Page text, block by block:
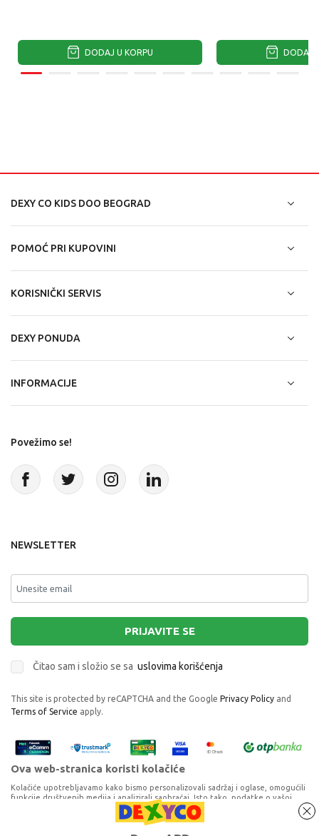
DODAJ U KORPU DODAJ
MAKE IT REAL NAPRAVI NARUKVICE
DEXY CO KIDS DOO BEOGRAD
POMOĆ PRI KUPOVINI
KORISNIČKI SERVIS
DEXY PONUDA
INFORMACIJE
Povežimo se!
NEWSLETTER
PRIJAVITE SE
Čitao sam i složio se sa uslovima korišćenja
This site is protected by reCAPTCHA and the Google Privacy Policy and
Terms of Service apply.
Ova web-stranica koristi kolačiće
Kolačiće upotrebljavamo kako bismo personalizovali sadržaj i oglase, omogućili
funkcije društvenih medija i analizirali saobraćaj. Isto tako, podatke o vašoj
upotrebi naše web-lokacije delimo s partnerima za društvene medije,
oglašavanje i analizu, a oni ih mogu kombinovati s drugim podacima koje ste im
pružili ili koje su prikupili dok ste upotrebljavali njihove usluge. Nastavkom